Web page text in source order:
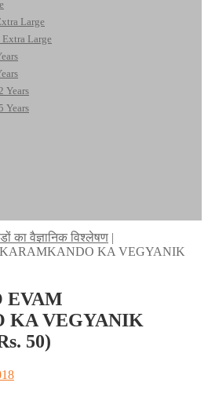
Large
Large
Years
Years
का वैज्ञानिक विश्लेषण |
KA VEGYANIK
EVAM
KA VEGYANIK
50)